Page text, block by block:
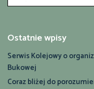
Ostatnie wpisy
Serwis Kolejowy o
Bukowej
Coraz bliżej do